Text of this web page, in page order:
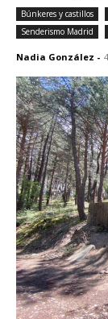
Búnkeres y castillos
Senderismo Madrid
Nadia González -